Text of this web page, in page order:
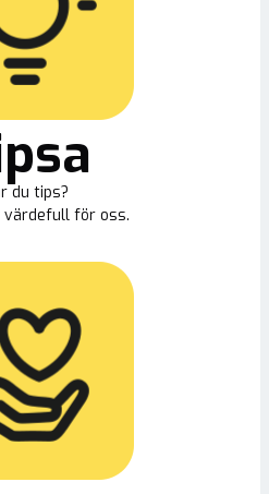
du tips?
värdefull för oss.